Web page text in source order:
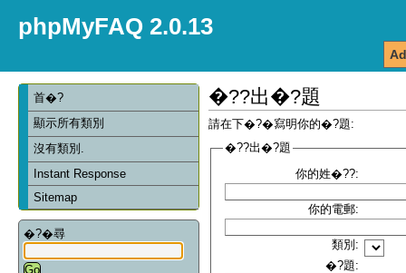
phpMyFAQ 2.0.13
首�?
顯示所有類別
沒有類別.
Instant Response
Sitemap
�?�尋
�??出�?題
請在下�?�寫明你的�?題:
�??出�?題
你的姓�??:
你的電郵:
類別:
�?題: